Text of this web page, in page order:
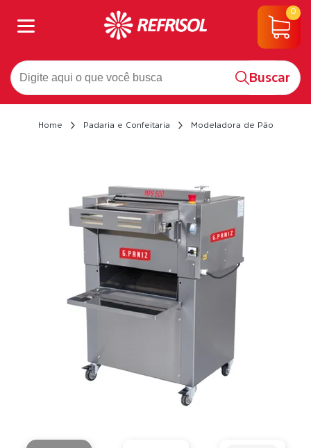
Buscar
0
Home Padaria e Confeitaria Modeladora de Pão